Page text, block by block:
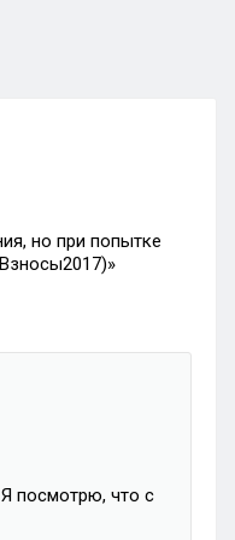
но при попытке
посмотрю, что с